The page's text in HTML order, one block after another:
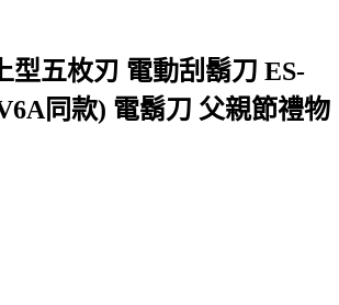
型五枚刃 電動刮鬍刀 ES-
同款) 電鬍刀 父親節禮物